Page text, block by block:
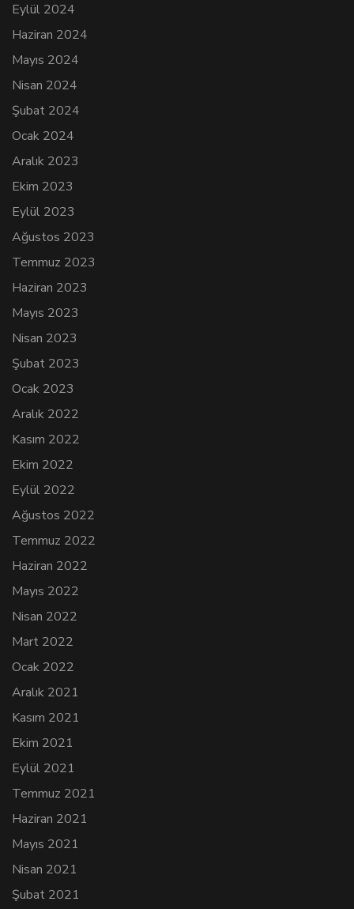
Eylül 2024
Haziran 2024
Mayıs 2024
Nisan 2024
Şubat 2024
Ocak 2024
Aralık 2023
Ekim 2023
Eylül 2023
Ağustos 2023
Temmuz 2023
Haziran 2023
Mayıs 2023
Nisan 2023
Şubat 2023
Ocak 2023
Aralık 2022
Kasım 2022
Ekim 2022
Eylül 2022
Ağustos 2022
Temmuz 2022
Haziran 2022
Mayıs 2022
Nisan 2022
Mart 2022
Ocak 2022
Aralık 2021
Kasım 2021
Ekim 2021
Eylül 2021
Temmuz 2021
Haziran 2021
Mayıs 2021
Nisan 2021
Şubat 2021